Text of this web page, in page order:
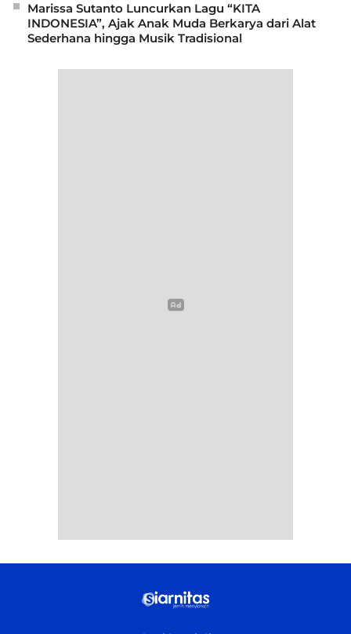
Marissa Sutanto Luncurkan Lagu “KITA
INDONESIA”, Ajak Anak Muda Berkarya dari Alat
Sederhana hingga Musik Tradisional